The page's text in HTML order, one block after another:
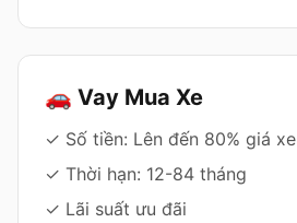
🚗 Vay Mua Xe
✓ Số tiền: Lên đến 80% giá xe
✓ Thời hạn: 12-84 tháng
✓ Lãi suất ưu đãi